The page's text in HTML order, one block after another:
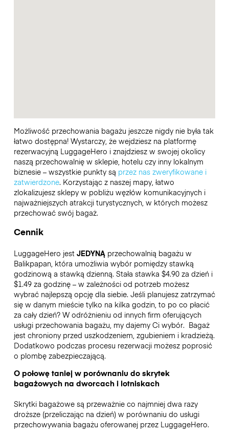
Możliwość przechowania bagażu jeszcze nigdy nie była tak
łatwo dostępna! Wystarczy, że wejdziesz na platformę
rezerwacyjną LuggageHero i znajdziesz w swojej okolicy
naszą przechowalnię w sklepie, hotelu czy inny lokalnym
biznesie – wszystkie punkty są przez nas zweryfikowane i
zatwierdzone. Korzystając z naszej mapy, łatwo
zlokalizujesz sklepy w pobliżu węzłów komunikacyjnych i
najważniejszych atrakcji turystycznych, w których możesz
przechować swój bagaż.
Cennik
LuggageHero jest JEDYNĄprzechowalnią bagażu w
Balikpapan, która umożliwia wybór pomiędzy stawką
godzinową a stawką dzienną. Stała stawka $4.90 za dzień i
$1.49 za godzinę – w zależności od potrzeb możesz
wybrać najlepszą opcję dla siebie. Jeśli planujesz zatrzymać
się w danym mieście tylko na kilka godzin, to po co płacić
za cały dzień? W odróżnieniu od innych firm oferujących
usługi przechowania bagażu, my dajemy Ci wybór. Bagaż
jest chroniony przed uszkodzeniem, zgubieniem i kradzieżą.
Dodatkowo podczas procesu rezerwacji możesz poprosić
o plombę zabezpieczającą.
O połowę taniej w porównaniu do skrytek
bagażowych na dworcach i lotniskach
Skrytki bagażowe są przeważnie co najmniej dwa razy
droższe (przeliczając na dzień) w porównaniu do usługi
przechowywania bagażu oferowanej przez LuggageHero.